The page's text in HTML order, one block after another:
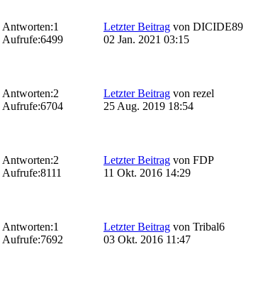
Antworten:1
Aufrufe:6499
Letzter Beitrag von DICIDE89
02 Jan. 2021 03:15
Antworten:2
Aufrufe:6704
Letzter Beitrag von rezel
25 Aug. 2019 18:54
Antworten:2
Aufrufe:8111
Letzter Beitrag von FDP
11 Okt. 2016 14:29
Antworten:1
Aufrufe:7692
Letzter Beitrag von Tribal6
03 Okt. 2016 11:47